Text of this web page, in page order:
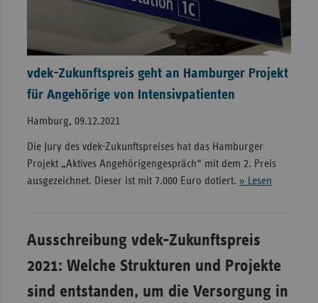
vdek-Zukunftspreis geht an Hamburger Projekt
für Angehörige von Intensivpatienten
Hamburg, 09.12.2021
Die Jury des vdek-Zukunftspreises hat das Hamburger
Projekt „Aktives Angehörigengespräch“ mit dem 2. Preis
ausgezeichnet. Dieser ist mit 7.000 Euro dotiert. » Lesen
Ausschreibung vdek-Zukunftspreis
2021: Welche Strukturen und Projekte
sind entstanden, um die Versorgung in